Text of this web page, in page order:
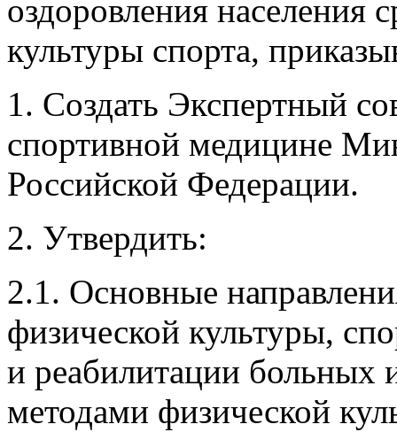
оздоровления населения
культуры спорта,
1. Создать Экспертный
спортивной медицине
Российской Федерации.
2. Утвердить:
2.1. Основные
физической культуры,
и реабилитации больных
методами физической